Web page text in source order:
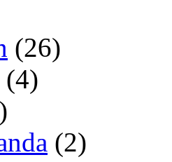
(26)
(4)
(2)